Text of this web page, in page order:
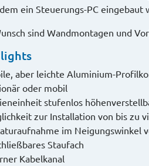
ein Steuerungs-PC eingebaut
sind Wandmontagen und
aber leichte Aluminium-
oder mobil
stufenlos
zur Installation von bis zu
im Neigungswinkel
Staufach
Kabelkanal